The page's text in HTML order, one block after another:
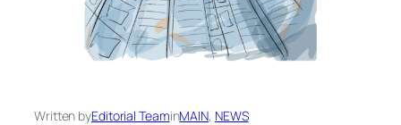
Written byEditorial TeaminMAIN, NEWS